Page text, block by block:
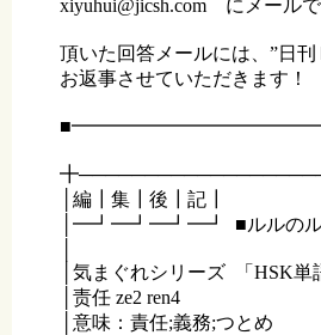
xiyuhui@jicsh.com　にメール
頂いた回答メールには、”日刊
お返事させていただきます！
│編┃集┃後
│━┛━┛━┛━┛  ■ルルのル
│気まぐれシリーズ  「HSK
│责任 ze2 ren4
│意味：責任;義務;つとめ